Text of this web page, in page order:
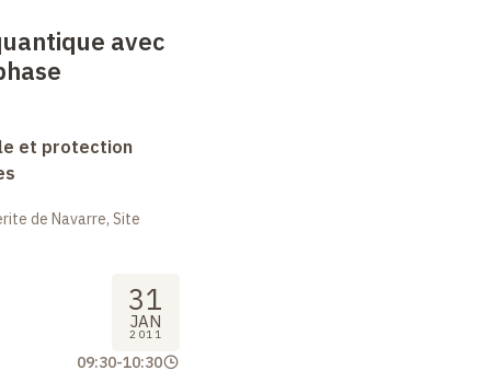
avec
et protection
de Navarre, Site
31
JAN
2011
09:30-10:30